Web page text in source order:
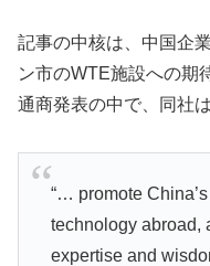
記事の中核は、中国企
ン市のWTE施設への期
通商発表の中で、同社
“… promote
technology abroad,
expertise and